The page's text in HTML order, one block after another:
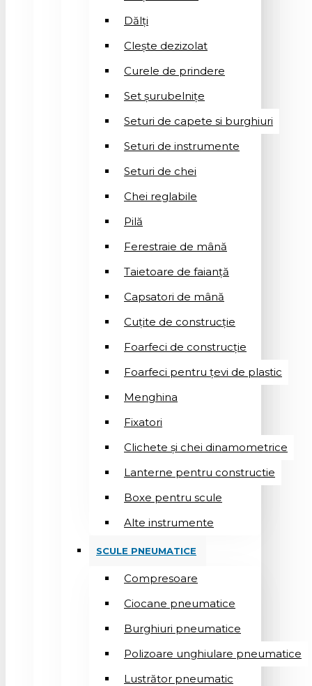
Dălți
Clește dezizolat
Curele de prindere
Set șurubelnițe
Seturi de capete si burghiuri
Seturi de instrumente
Seturi de chei
Chei reglabile
Pilă
Ferestraie de mână
Taietoare de faianță
Capsatori de mână
Cuțite de construcție
Foarfeci de construcție
Foarfeci pentru țevi de plastic
Menghina
Fixatori
Clichete și chei dinamometrice
Lanterne pentru constructie
Boxe pentru scule
Alte instrumente
SCULE PNEUMATICE
Compresoare
Ciocane pneumatice
Burghiuri pneumatice
Polizoare unghiulare pneumatice
Lustrător pneumatic